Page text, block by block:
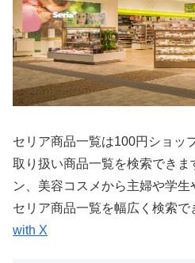
セリア商品一覧は100円ショッ
取り扱い商品一覧を検索でき
ン、美容コスメから主婦や学
セリア商品一覧を幅広く検索で
with X